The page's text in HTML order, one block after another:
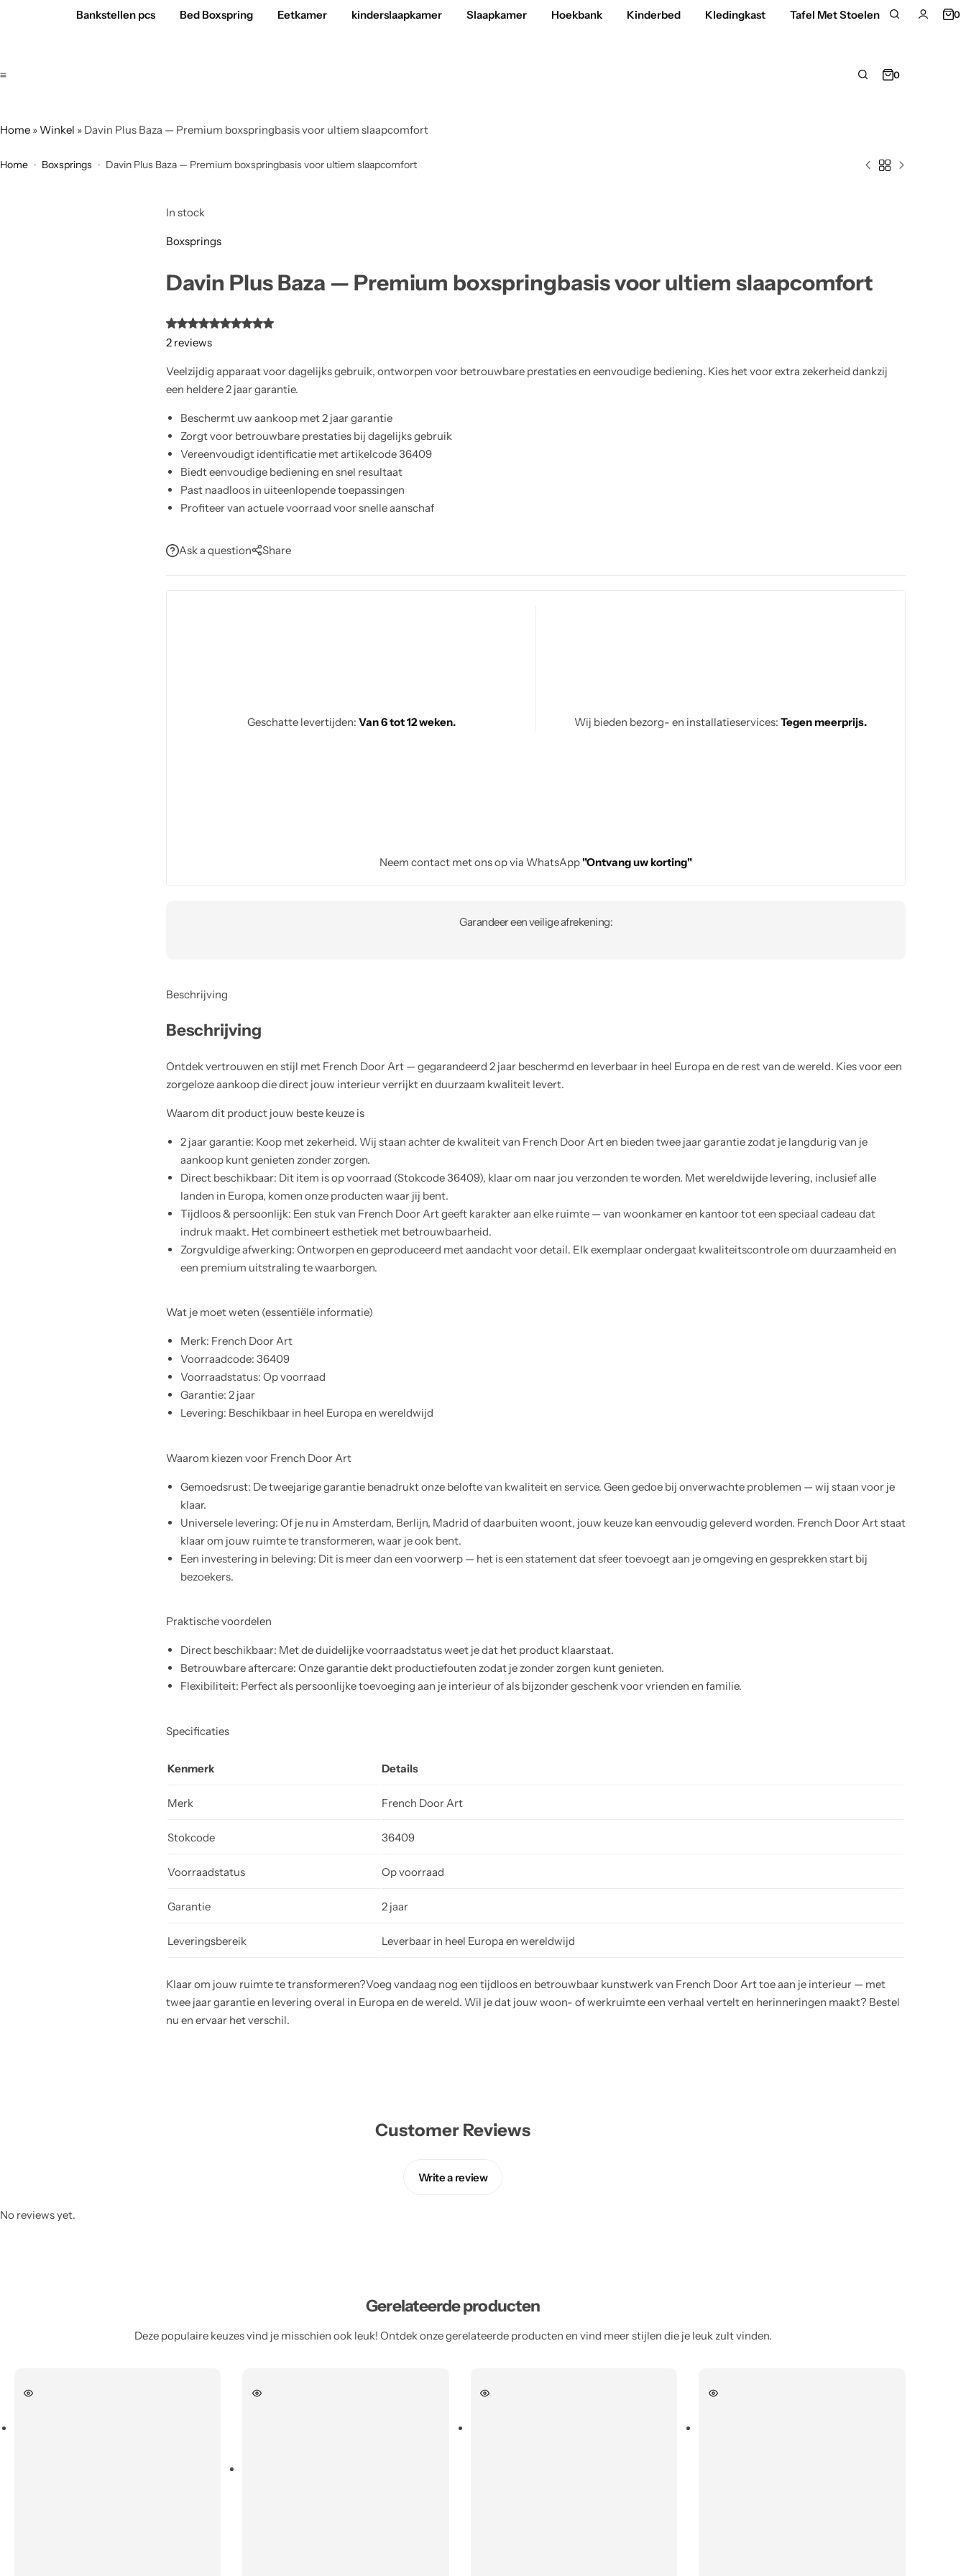
Bankstellen pcs Bed Boxspring Eetkamer kinderslaapkamer Slaapkamer Hoekbank Kinderbed Kledingkast Tafel Met Stoelen 0
0
Home »Winkel » Davin Plus Baza — Premium boxspringbasis voor ultiem slaapcomfort
Home Boxsprings Davin Plus Baza — Premium boxspringbasis voor ultiem slaapcomfort
In stock
Boxsprings
Davin Plus Baza — Premium boxspringbasis voor ultiem slaapcomfort
2 reviews
Veelzijdig apparaat voor dagelijks gebruik, ontworpen voor betrouwbare prestaties en eenvoudige bediening. Kies het voor extra zekerheid dankzij
een heldere 2 jaar garantie.
Beschermt uw aankoop met 2 jaar garantie
Zorgt voor betrouwbare prestaties bij dagelijks gebruik
Vereenvoudigt identificatie met artikelcode 36409
Biedt eenvoudige bediening en snel resultaat
Past naadloos in uiteenlopende toepassingen
Profiteer van actuele voorraad voor snelle aanschaf
Ask a question Share
Geschatte levertijden: Van 6 tot 12 weken. Wij bieden bezorg- en installatieservices: Tegen meerprijs.
Neem contact met ons op via WhatsApp"Ontvang uw korting"
Garandeer een veilige afrekening:
Beschrijving
Beschrijving
Ontdek vertrouwen en stijl met French Door Art — gegarandeerd 2 jaar beschermd en leverbaar in heel Europa en de rest van de wereld. Kies voor een
zorgeloze aankoop die direct jouw interieur verrijkt en duurzaam kwaliteit levert.
Waarom dit product jouw beste keuze is
2 jaar garantie: Koop met zekerheid. Wij staan achter de kwaliteit van French Door Art en bieden twee jaar garantie zodat je langdurig van je
aankoop kunt genieten zonder zorgen.
Direct beschikbaar: Dit item is op voorraad (Stokcode 36409), klaar om naar jou verzonden te worden. Met wereldwijde levering, inclusief alle
landen in Europa, komen onze producten waar jij bent.
Tijdloos & persoonlijk: Een stuk van French Door Art geeft karakter aan elke ruimte — van woonkamer en kantoor tot een speciaal cadeau dat
indruk maakt. Het combineert esthetiek met betrouwbaarheid.
Zorgvuldige afwerking: Ontworpen en geproduceerd met aandacht voor detail. Elk exemplaar ondergaat kwaliteitscontrole om duurzaamheid en
een premium uitstraling te waarborgen.
Wat je moet weten (essentiële informatie)
Merk: French Door Art
Voorraadcode: 36409
Voorraadstatus: Op voorraad
Garantie: 2 jaar
Levering: Beschikbaar in heel Europa en wereldwijd
Waarom kiezen voor French Door Art
Gemoedsrust: De tweejarige garantie benadrukt onze belofte van kwaliteit en service. Geen gedoe bij onverwachte problemen — wij staan voor je
klaar.
Universele levering: Of je nu in Amsterdam, Berlijn, Madrid of daarbuiten woont, jouw keuze kan eenvoudig geleverd worden. French Door Art staat
klaar om jouw ruimte te transformeren, waar je ook bent.
Een investering in beleving: Dit is meer dan een voorwerp — het is een statement dat sfeer toevoegt aan je omgeving en gesprekken start bij
bezoekers.
Praktische voordelen
Direct beschikbaar: Met de duidelijke voorraadstatus weet je dat het product klaarstaat.
Betrouwbare aftercare: Onze garantie dekt productiefouten zodat je zonder zorgen kunt genieten.
Flexibiliteit: Perfect als persoonlijke toevoeging aan je interieur of als bijzonder geschenk voor vrienden en familie.
Specificaties
Kenmerk Details
Merk French Door Art
Stokcode 36409
Voorraadstatus Op voorraad
Garantie 2 jaar
Leveringsbereik Leverbaar in heel Europa en wereldwijd
Klaar om jouw ruimte te transformeren?Voeg vandaag nog een tijdloos en betrouwbaar kunstwerk van French Door Art toe aan je interieur — met
twee jaar garantie en levering overal in Europa en de wereld. Wil je dat jouw woon- of werkruimte een verhaal vertelt en herinneringen maakt? Bestel
nu en ervaar het verschil.
Customer Reviews
Write a review
No reviews yet.
Gerelateerde producten
Deze populaire keuzes vind je misschien ook leuk! Ontdek onze gerelateerde producten en vind meer stijlen die je leuk zult vinden.